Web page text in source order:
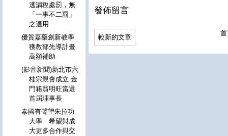
發佈留言
較新的文章
逃漏稅處罰，無
「一事不二罰」
之適用
優質嘉藥創新教學
獲教部先導計畫
高額補助
(影音新聞)新北市六
桂宗親會成立 金
門籍翁明旺當選
首屆理事長
泰國有聲望朱拉功
大學 希望與成
大更多合作與交